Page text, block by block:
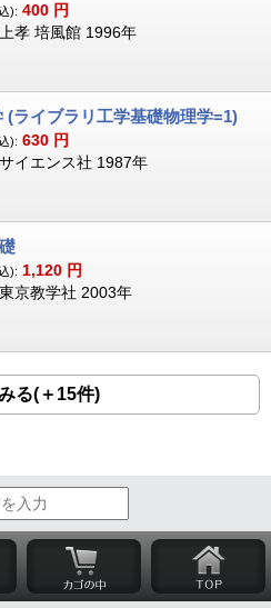
): 400 円
孝 培風館 1996年
(ライブラリ工学基礎物理学=1)
): 630 円
イエンス社 1987年
): 1,120 円
京教学社 2003年
る(＋15件)